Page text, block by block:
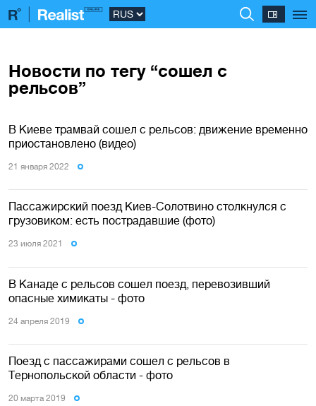
Новости по тегу “сошел с
рельсов”
В Киеве трамвай сошел с рельсов: движение временно
приостановлено (видео)
21 января 2022
Пассажирский поезд Киев-Солотвино столкнулся с
грузовиком: есть пострадавшие (фото)
23 июля 2021
В Канаде с рельсов сошел поезд, перевозивший
опасные химикаты - фото
24 апреля 2019
Поезд с пассажирами сошел с рельсов в
Тернопольской области - фото
20 марта 2019